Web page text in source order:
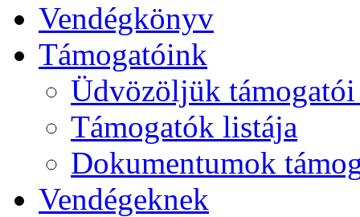
Vendégkönyv
Támogatóink
Üdvözöljük
Támogatók listája
Dokumentumok
Vendégeknek